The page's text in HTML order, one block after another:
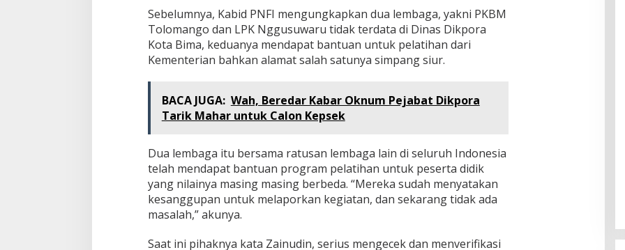
Sebelumnya, Kabid PNFI mengungkapkan dua lembaga, yakni PKBM
Tolomango dan LPK Nggusuwaru tidak terdata di Dinas Dikpora
Kota Bima, keduanya mendapat bantuan untuk pelatihan dari
Kementerian bahkan alamat salah satunya simpang siur.
BACA JUGA: Wah, Beredar Kabar Oknum Pejabat Dikpora
Tarik Mahar untuk Calon Kepsek
Dua lembaga itu bersama ratusan lembaga lain di seluruh Indonesia
telah mendapat bantuan program pelatihan untuk peserta didik
yang nilainya masing masing berbeda. “Mereka sudah menyatakan
kesanggupan untuk melaporkan kegiatan, dan sekarang tidak ada
masalah,” akunya.
Saat ini pihaknya kata Zainudin, serius mengecek dan menverifikasi